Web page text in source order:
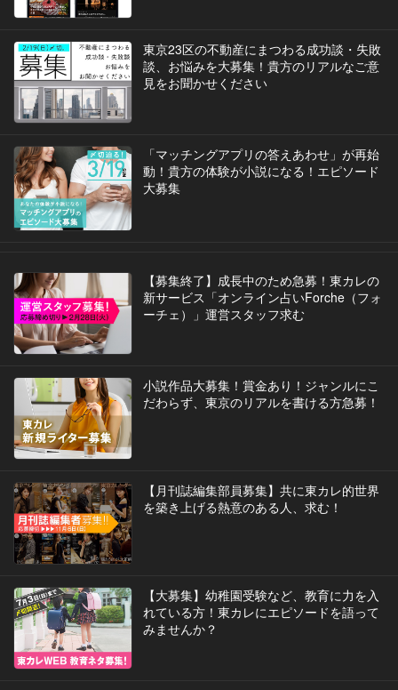
東京23区の不動産にまつわる成功談・失敗
談、お悩みを大募集！貴方のリアルなご意
見をお聞かせください
「マッチングアプリの答えあわせ」が再始
動！貴方の体験が小説になる！エピソード
大募集
【募集終了】成長中のため急募！東カレの
新サービス「オンライン占いForche（フォ
ーチェ）」運営スタッフ求む
小説作品大募集！賞金あり！ジャンルにこ
だわらず、東京のリアルを書ける方急募！
【月刊誌編集部員募集】共に東カレ的世界
を築き上げる熱意のある人、求む！
【大募集】幼稚園受験など、教育に力を入
れている方！東カレにエピソードを語って
みませんか？